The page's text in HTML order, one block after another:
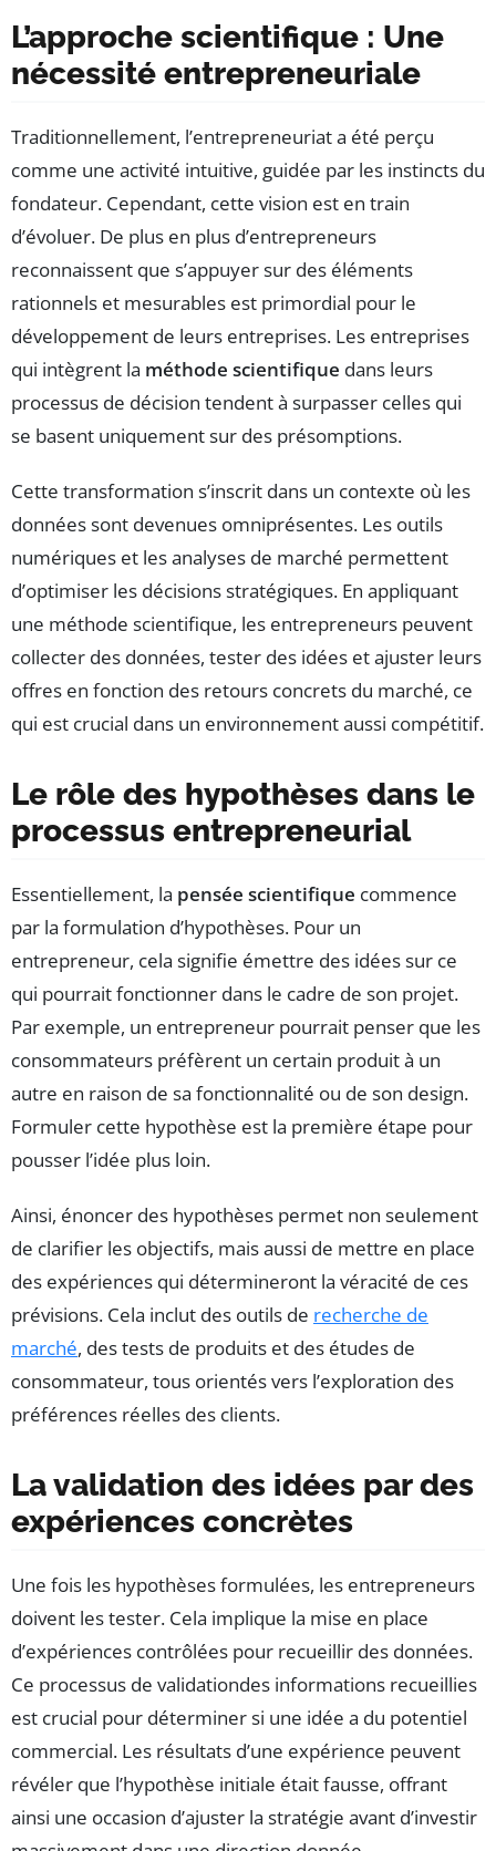
L’approche scientifique : Une
nécessité entrepreneuriale
Traditionnellement, l’entrepreneuriat a été perçu
comme une activité intuitive, guidée par les instincts du
fondateur. Cependant, cette vision est en train
d’évoluer. De plus en plus d’entrepreneurs
reconnaissent que s’appuyer sur des éléments
rationnels et mesurables est primordial pour le
développement de leurs entreprises. Les entreprises
qui intègrent la méthode scientifique dans leurs
processus de décision tendent à surpasser celles qui
se basent uniquement sur des présomptions.
Cette transformation s’inscrit dans un contexte où les
données sont devenues omniprésentes. Les outils
numériques et les analyses de marché permettent
d’optimiser les décisions stratégiques. En appliquant
une méthode scientifique, les entrepreneurs peuvent
collecter des données, tester des idées et ajuster leurs
offres en fonction des retours concrets du marché, ce
qui est crucial dans un environnement aussi compétitif.
Le rôle des hypothèses dans le
processus entrepreneurial
Essentiellement, la pensée scientifique commence
par la formulation d’hypothèses. Pour un
entrepreneur, cela signifie émettre des idées sur ce
qui pourrait fonctionner dans le cadre de son projet.
Par exemple, un entrepreneur pourrait penser que les
consommateurs préfèrent un certain produit à un
autre en raison de sa fonctionnalité ou de son design.
Formuler cette hypothèse est la première étape pour
pousser l’idée plus loin.
Ainsi, énoncer des hypothèses permet non seulement
de clarifier les objectifs, mais aussi de mettre en place
des expériences qui détermineront la véracité de ces
prévisions. Cela inclut des outils de recherche de
marché, des tests de produits et des études de
consommateur, tous orientés vers l’exploration des
préférences réelles des clients.
La validation des idées par des
expériences concrètes
Une fois les hypothèses formulées, les entrepreneurs
doivent les tester. Cela implique la mise en place
d’expériences contrôlées pour recueillir des données.
Ce processus de validationdes informations recueillies
est crucial pour déterminer si une idée a du potentiel
commercial. Les résultats d’une expérience peuvent
révéler que l’hypothèse initiale était fausse, offrant
ainsi une occasion d’ajuster la stratégie avant d’investir